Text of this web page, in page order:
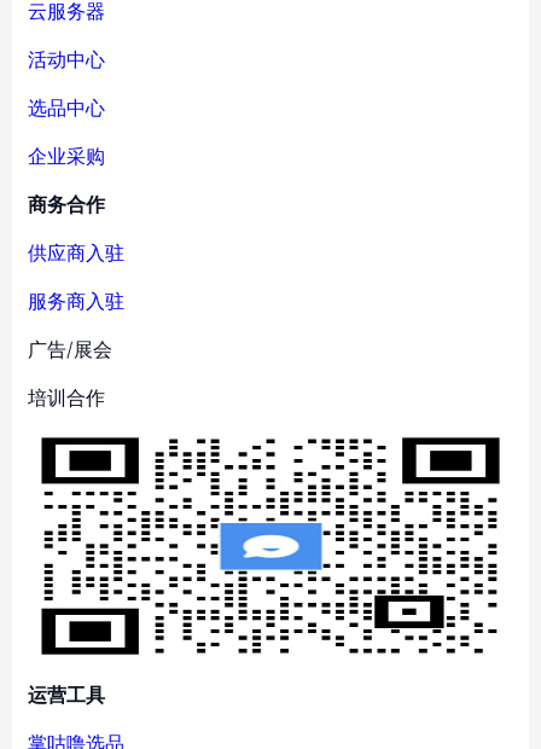
云服务器
活动中心
选品中心
企业采购
商务合作
供应商入驻
服务商入驻
广告/展会
培训合作
运营工具
掌咕噜选品